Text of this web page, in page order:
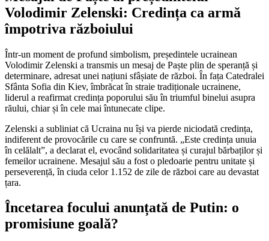
Volodimir Zelenski: Credința ca armă
împotriva războiului
Într-un moment de profund simbolism, președintele ucrainean
Volodimir Zelenski a transmis un mesaj de Paște plin de speranță și
determinare, adresat unei națiuni sfâșiate de război. În fața Catedralei
Sfânta Sofia din Kiev, îmbrăcat în straie tradiționale ucrainene,
liderul a reafirmat credința poporului său în triumful binelui asupra
răului, chiar și în cele mai întunecate clipe.
Zelenski a subliniat că Ucraina nu își va pierde niciodată credința,
indiferent de provocările cu care se confruntă. „Este credința unuia
în celălalt”, a declarat el, evocând solidaritatea și curajul bărbaților și
femeilor ucrainene. Mesajul său a fost o pledoarie pentru unitate și
perseverență, în ciuda celor 1.152 de zile de război care au devastat
țara.
Încetarea focului anunțată de Putin: o
promisiune goală?